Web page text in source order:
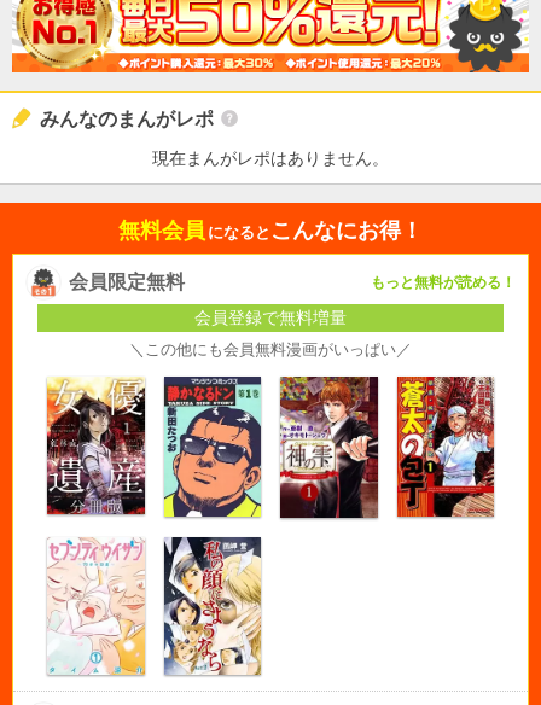
みんなのまんがレポ
現在まんがレポはありません。
無料会員 になると こんなにお得！
会員限定無料 もっと無料が読める！
会員登録で無料増量
＼この他にも会員無料漫画がいっぱい／